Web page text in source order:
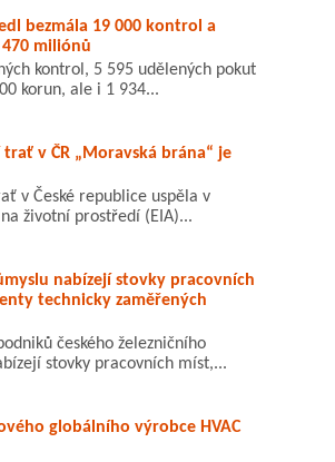
bezmála 19 000 kontrol a
miliónů
kontrol, 5 595 udělených pokut
korun, ale i 1 934...
v ČR „Moravská brána“ je
v České republice uspěla v
životní prostředí (EIA)...
nabízejí stovky pracovních
technicky zaměřených
českého železničního
stovky pracovních míst,...
globálního výrobce HVAC